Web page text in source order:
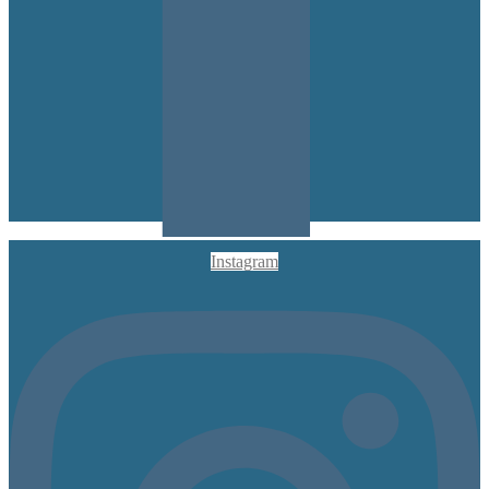
Instagram